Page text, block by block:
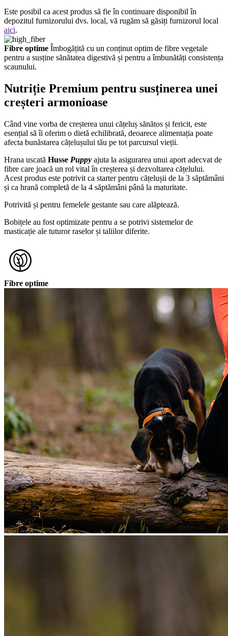
Este posibil ca acest produs să fie în continuare disponibil în
depozitul furnizorului dvs. local, vă rugăm să găsiți furnizorul local
aici.
Fibre optime Îmbogățită cu un conținut optim de fibre vegetale
pentru a susține sănătatea digestivă și pentru a îmbunătăți consistența
scaunului.
Nutriție Premium pentru susținerea unei
creșteri armonioase
Când vine vorba de creșterea unui cățeluș sănătos și fericit, este
esențial să îi oferim o dietă echilibrată, deoarece alimentația poate
afecta bunăstarea cățelușului tău pe tot parcursul vieții.
Hrana uscată Husse Puppy ajuta la asigurarea unui aport adecvat de
fibre care joacă un rol vital în creșterea și dezvoltarea cățelului.
Acest produs este potrivit ca starter pentru cățelușii de la 3 săptămâni
și ca hrană completă de la 4 săptămâni până la maturitate.
Potrivită și pentru femelele gestante sau care alăptează.
Bobițele au fost optimizate pentru a se potrivi sistemelor de
masticație ale tuturor raselor și taliilor diferite.
Fibre optime